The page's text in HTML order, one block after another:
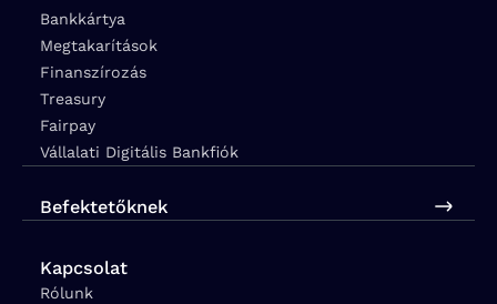
Bankkártya
Megtakarítások
Finanszírozás
Treasury
Fairpay
Vállalati Digitális Bankfiók
Befektetőknek
Kapcsolat
Rólunk